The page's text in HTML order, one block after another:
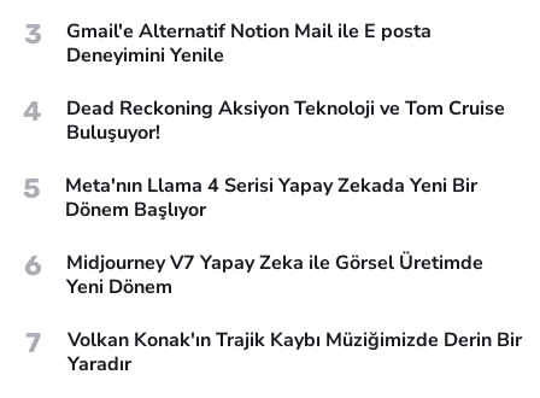
3
Gmail'e Alternatif Notion Mail ile E posta
Deneyimini Yenile
4
Dead Reckoning Aksiyon Teknoloji ve Tom Cruise
Buluşuyor!
5
Meta'nın Llama 4 Serisi Yapay Zekada Yeni Bir
Dönem Başlıyor
6
Midjourney V7 Yapay Zeka ile Görsel Üretimde
Yeni Dönem
7
Volkan Konak'ın Trajik Kaybı Müziğimizde Derin Bir
Yaradır